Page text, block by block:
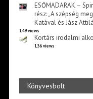
ESŐMADARAK –
rész: „A szépség
Katával és Jász
149 views
Kortárs irodalmi
136 views
Könyvesbolt